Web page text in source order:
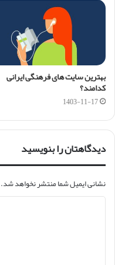
بهترین سایت های فرهنگی ایرانی
کدامند؟
1403-11-17
دیدگاهتان را بنویسید
نشانی ایمیل شما منتشر نخواهد شد.